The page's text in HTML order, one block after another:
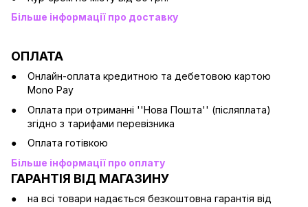
Більше інформації про доставку
ОПЛАТА
Онлайн-оплата кредитною та дебетовою картою
Mono Pay
Оплата при отриманні ''Нова Пошта'' (післяплата)
згідно з тарифами перевізника
Оплата готівкою
Більше інформації про оплату
ГАРАНТІЯ ВІД МАГАЗИНУ
на всі товари надається безкоштовна гарантія від